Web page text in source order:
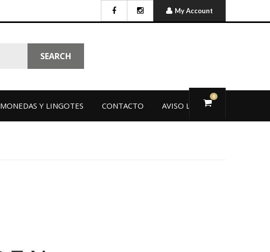
My Account
SEARCH
0
MONEDAS Y LINGOTES CONTACTO AVISO LEGAL